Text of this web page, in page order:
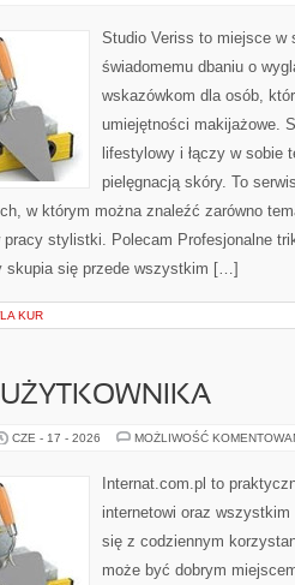
Studio Veriss to miejsce w
świadomemu dbaniu o
wskazówkom dla osób,
umiejętności makijażowe.
lifestylowy i łączy w sobie
pielęgnacją skóry. To
w którym można znaleźć zarówno
stylistki. Polecam Profesjonalne
skupia się przede wszystkim […]
KUR
CZE - 17 - 2026 MOŻLIWOŚĆ
Internat.com.pl to
internetowi oraz
się z codziennym
może być dobrym